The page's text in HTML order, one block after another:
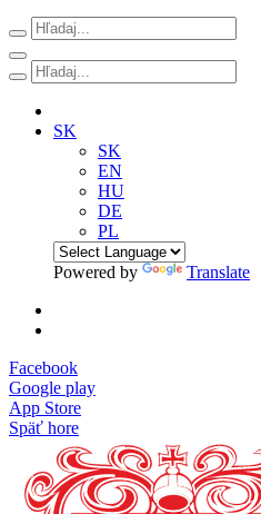
SK
SK
EN
HU
DE
PL
Powered by Translate
Facebook
Google play
App Store
Späť hore